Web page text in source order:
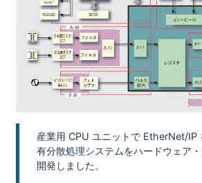
産業用 CPU ユニットで EtherNet/IP
有分散処理システムをハードウェア
開発しました。